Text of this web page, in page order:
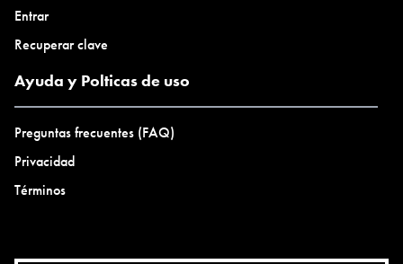
Entrar
Recuperar clave
Ayuda y Polticas de uso
Preguntas frecuentes (FAQ)
Privacidad
Términos